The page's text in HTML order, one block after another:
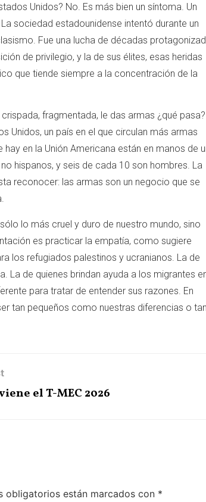
Unidos? No. Es más bien un síntoma. Un
sociedad estadounidense intentó durante un
Fue una lucha de décadas
de privilegio, y la de sus élites, esas heridas
que tiende siempre a la concentración de la
fragmentada, le das armas ¿qué pasa?
Unidos, un país en el que circulan más armas
en la Unión Americana están en manos de
hispanos, y seis de cada 10 son hombres. La
reconocer: las armas son un negocio que se
lo más cruel y duro de nuestro mundo, sino
es practicar la empatía, como sugiere
los refugiados palestinos y ucranianos. La de
La de quienes brindan ayuda a los migrantes
para tratar de entender sus razones. En
tan pequeños como nuestras diferencias o tan
el T-MEC 2026
obligatorios están marcados con *